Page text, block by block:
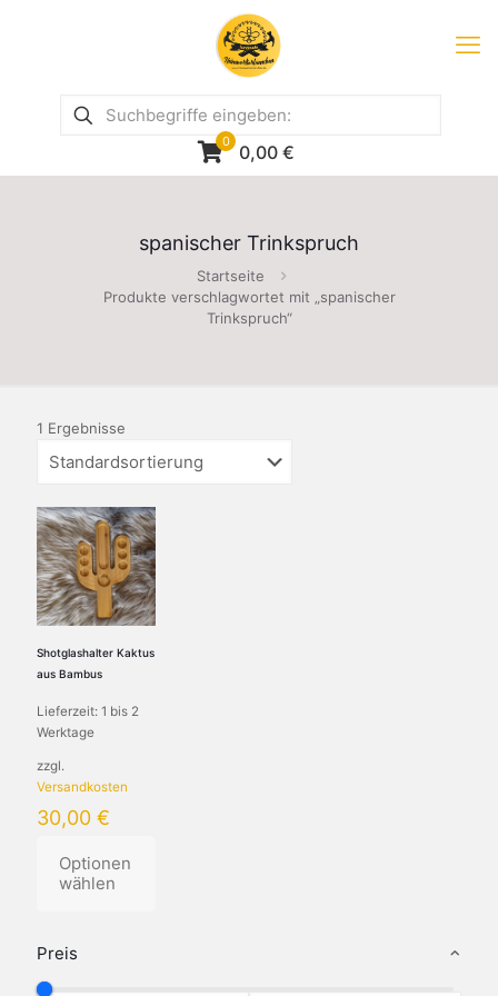
0 0,00 €
spanischer Trinkspruch
Startseite
Produkte verschlagwortet mit „spanischer
Trinkspruch“
Preis
1 Ergebnisse
Shotglashalter Kaktus
aus Bambus
Lieferzeit: 1 bis 2
Werktage
zzgl.
Versandkosten
30,00 €
Optionen
wählen
Produkt
mehrere